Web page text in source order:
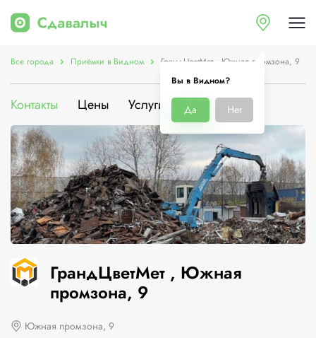
Вы в Видном?
Да Нет
Все города Приёмки в Видном ГрандЦветМет , Южная промзона, 9
Контакты Цены Услуги О компании
ГрандЦветМет , Южная
промзона, 9
Южная промзона, 9